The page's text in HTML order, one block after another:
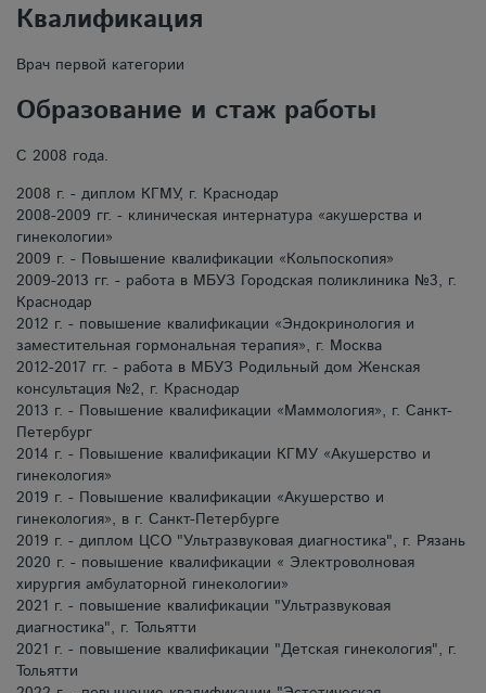
Квалификация
Врач первой категории
Образование и стаж работы
С 2008 года.
2008 г. - диплом КГМУ, г. Краснодар
2008-2009 гг. - клиническая интернатура «акушерства и
гинекологии»
2009 г. - Повышение квалификации «Кольпоскопия»
2009-2013 гг. - работа в МБУЗ Городская поликлиника №3, г.
Краснодар
2012 г. - повышение квалификации «Эндокринология и
заместительная гормональная терапия», г. Москва
2012-2017 гг. - работа в МБУЗ Родильный дом Женская
консультация №2, г. Краснодар
2013 г. - Повышение квалификации «Маммология», г. Санкт-
Петербург
2014 г. - Повышение квалификации КГМУ «Акушерство и
гинекология»
2019 г. - Повышение квалификации «Акушерство и
гинекология», в г. Санкт-Петербурге
2019 г. - диплом ЦСО "Ультразвуковая диагностика", г. Рязань
2020 г. - повышение квалификации « Электроволновая
хирургия амбулаторной гинекологии»
2021 г. - повышение квалификации "Ультразвуковая
диагностика", г. Тольятти
2021 г. - повышение квалификации "Детская гинекология", г.
Тольятти